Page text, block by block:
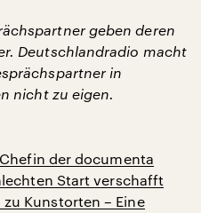
geben deren
Deutschlandradio macht
in
nicht zu eigen.
der documenta
Start verschafft
Kunstorten – Eine